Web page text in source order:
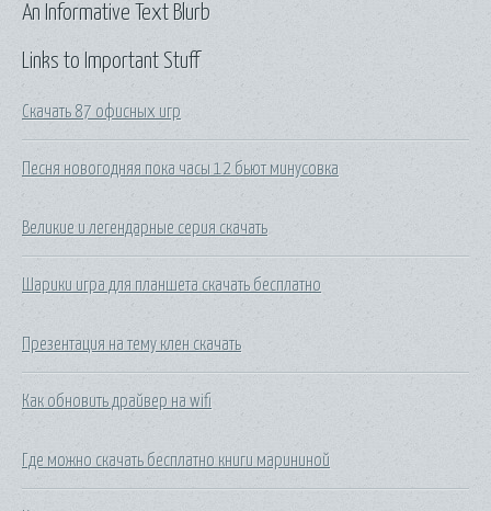
Links to Important Stuff
Скачать 87 офисных игр
Песня новогодняя пока часы 12 бьют минусовка
Великие и легендарные серия скачать
Шарики игра для планшета скачать бесплатно
Презентация на тему клен скачать
Как обновить драйвер на wifi
Где можно скачать бесплатно книги марининой
An Informative Text Blurb